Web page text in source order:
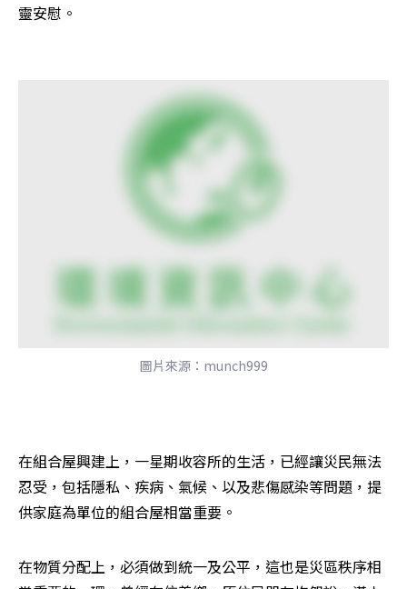
靈安慰。
圖片來源：munch999
在組合屋興建上，一星期收容所的生活，已經讓災民無法
忍受，包括隱私、疾病、氣候、以及悲傷感染等問題，提
供家庭為單位的組合屋相當重要。
在物質分配上，必須做到統一及公平，這也是災區秩序相